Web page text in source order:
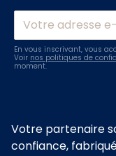
En vous inscrivant, vous
Voir nos politiques de
moment.
Votre partenaire
confiance,